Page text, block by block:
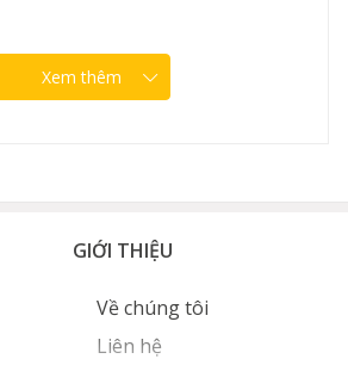
Xem thêm
GIỚI THIỆU
Về chúng tôi
Liên hệ